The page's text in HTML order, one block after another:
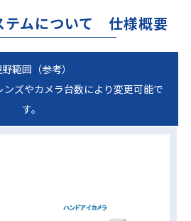
テムについて 仕様概要
範囲（参考）
ンズやカメラ台数により変更可能で
す。